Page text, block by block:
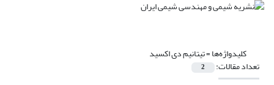
کلیدواژه‌ها =تیتانیم دی اکسید
تعداد مقالات: 2